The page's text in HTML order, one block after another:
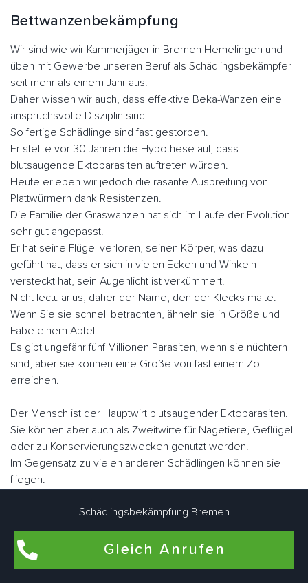
Bettwanzenbekämpfung
Wir sind wie wir Kammerjäger in Bremen Hemelingen und
üben mit Gewerbe unseren Beruf als Schädlingsbekämpfer
seit mehr als einem Jahr aus.
Daher wissen wir auch, dass effektive Beka-Wanzen eine
anspruchsvolle Disziplin sind.
So fertige Schädlinge sind fast gestorben.
Er stellte vor 30 Jahren die Hypothese auf, dass
blutsaugende Ektoparasiten auftreten würden.
Heute erleben wir jedoch die rasante Ausbreitung von
Plattwürmern dank Resistenzen.
Die Familie der Graswanzen hat sich im Laufe der Evolution
sehr gut angepasst.
Er hat seine Flügel verloren, seinen Körper, was dazu
geführt hat, dass er sich in vielen Ecken und Winkeln
versteckt hat, sein Augenlicht ist verkümmert.
Nicht lectularius, daher der Name, den der Klecks malte.
Wenn Sie sie schnell betrachten, ähneln sie in Größe und
Fabe einem Apfel.
Es gibt ungefähr fünf Millionen Parasiten, wenn sie nüchtern
sind, aber sie können eine Größe von fast einem Zoll
erreichen.
Der Mensch ist der Hauptwirt blutsaugender Ektoparasiten.
Sie können aber auch als Zweitwirte für Nagetiere, Geflügel
oder zu Konservierungszwecken genutzt werden.
Im Gegensatz zu vielen anderen Schädlingen können sie
fliegen.
Schädlingsbekämpfungsexperten arbeiten eng zusammen,
um Bettwanzen bedarfsgerecht individuell zu bekämpfen.
Schädlingsbekämpfung Bremen
Gleich Anrufen